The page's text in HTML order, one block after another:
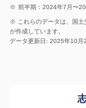
※ 前半期：2024年7月〜
※ これらのデータは、国土
が作成しています。
データ更新日: 2025年10月